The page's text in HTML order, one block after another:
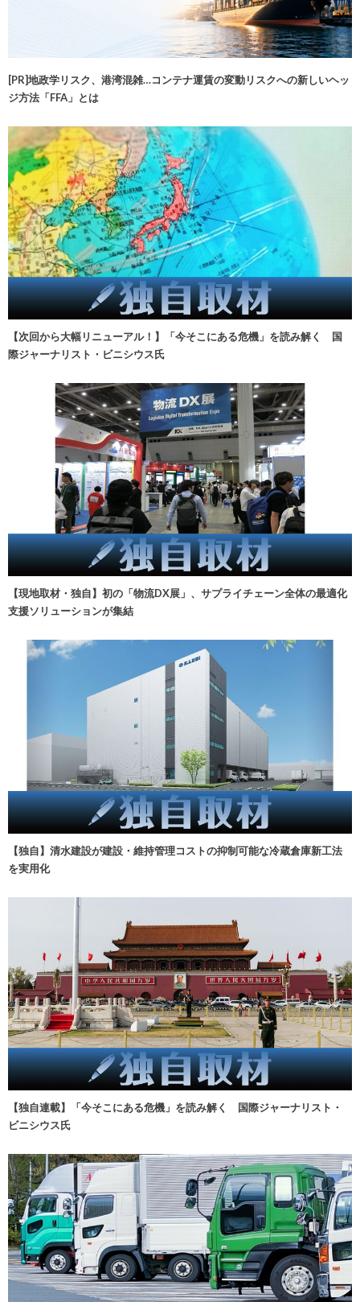
[PR]地政学リスク、港湾混雑…コンテナ運賃の変動リスクへの新しいヘッ
ジ方法「FFA」とは
【次回から大幅リニューアル！】「今そこにある危機」を読み解く 国
際ジャーナリスト・ビニシウス氏
【現地取材・独自】初の「物流DX展」、サプライチェーン全体の最適化
支援ソリューションが集結
【独自】清水建設が建設・維持管理コストの抑制可能な冷蔵倉庫新工法
を実用化
【独自連載】「今そこにある危機」を読み解く 国際ジャーナリスト・
ビニシウス氏